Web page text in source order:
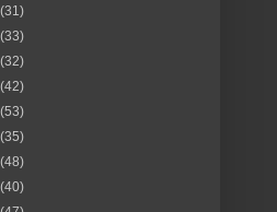
(31)
(33)
(32)
(42)
(53)
(35)
(48)
(40)